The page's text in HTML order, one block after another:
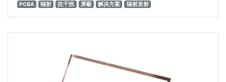
PCBA 辐射 抗干扰 屏蔽 解决方案 辐射发射